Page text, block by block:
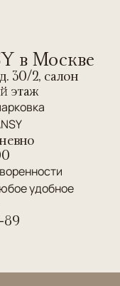
в Москве
30/2, салон
этаж
удобное
89